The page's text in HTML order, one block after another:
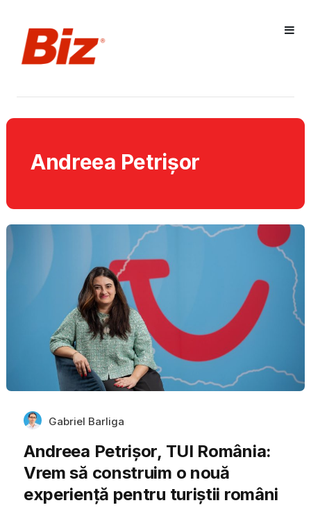
Andreea Petrișor
Gabriel Barliga
Andreea Petrișor, TUI România:
Vrem să construim o nouă
experiență pentru turiștii români